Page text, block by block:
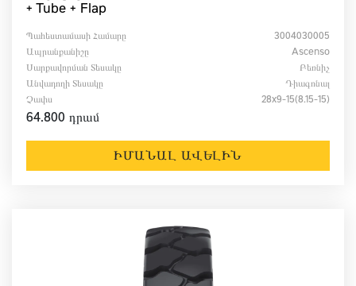
+ Tube + Flap
Պահեստամասի Համարը
3004030005
Ապրանքանիշը
Ascenso
Սարքավորման Տեսակը
Բեռնիչ
Անվադողի Տեսակը
Դիագոնալ
Չափս
28x9-15(8.15-15)
64.800 դրամ
ԻՄԱՆԱԼ ԱՎԵԼԻՆ